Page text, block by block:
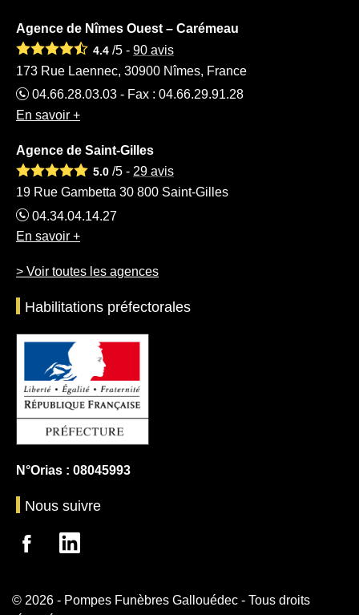
Agence de Nîmes Ouest – Carémeau
4.4 /5 - 90 avis
173 Rue Laennec, 30900 Nîmes, France
04.66.28.03.03 - Fax : 04.66.29.91.28
En savoir +
Agence de Saint-Gilles
5.0 /5 - 29 avis
19 Rue Gambetta 30 800 Saint-Gilles
04.34.04.14.27
En savoir +
> Voir toutes les agences
Habilitations préfectorales
N°Orias : 08045993
Nous suivre
© 2026 - Pompes Funèbres Gallouédec - Tous droits